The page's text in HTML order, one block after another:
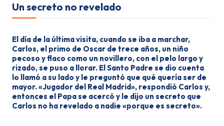
Un secreto no revelado
El día de la última visita, cuando se iba a marchar,
Carlos, el primo de Os­car de trece años, un niño
pecoso y flaco como un novillero, con el pelo largo y
rizado, se puso a llorar. El San­to Padre se dio cuenta
lo llamó a su lado y le preguntó que qué quería ser de
mayor. «Jugador del Real Madrid», respondió Carlos y,
entonces el Papa se acercó y le dijo un secreto que
Car­los no ha revelado a nadie «porque es secreto».